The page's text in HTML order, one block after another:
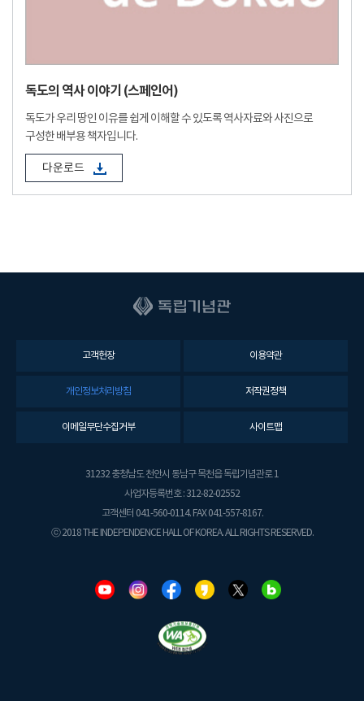
독도의 역사 이야기 (스페인어)
독도가 우리 땅인 이유를 쉽게 이해할 수 있도록 역사자료와 사진으로
구성한 배부용 책자입니다.
다운로드
고객헌장 이용약관
개인정보처리방침 저작권정책
이메일무단수집거부 사이트맵
31232 충청남도 천안시 동남구 목천읍 독립기념관로 1
사업자등록번호 : 312-82-02552
고객센터 041-560-0114. FAX 041-557-8167.
ⓒ 2018 THE INDEPENDENCE HALL OF KOREA. ALL RIGHTS RESERVED.